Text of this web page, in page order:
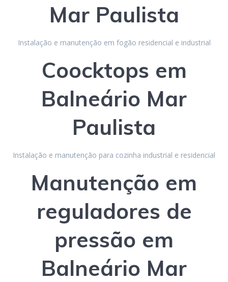
Mar Paulista
Instalação e manutenção em fogão residencial e industrial
Coocktops em
Balneário Mar
Paulista
Instalação e manutenção para cozinha industrial e residencial
Manutenção em
reguladores de
pressão em
Balneário Mar